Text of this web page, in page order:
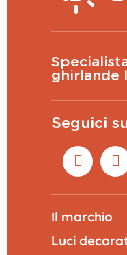
ghirlande
Seguici
Il marchio
Luci